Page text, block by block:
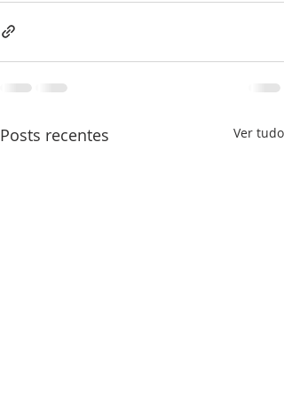
Posts recentes Ver tudo